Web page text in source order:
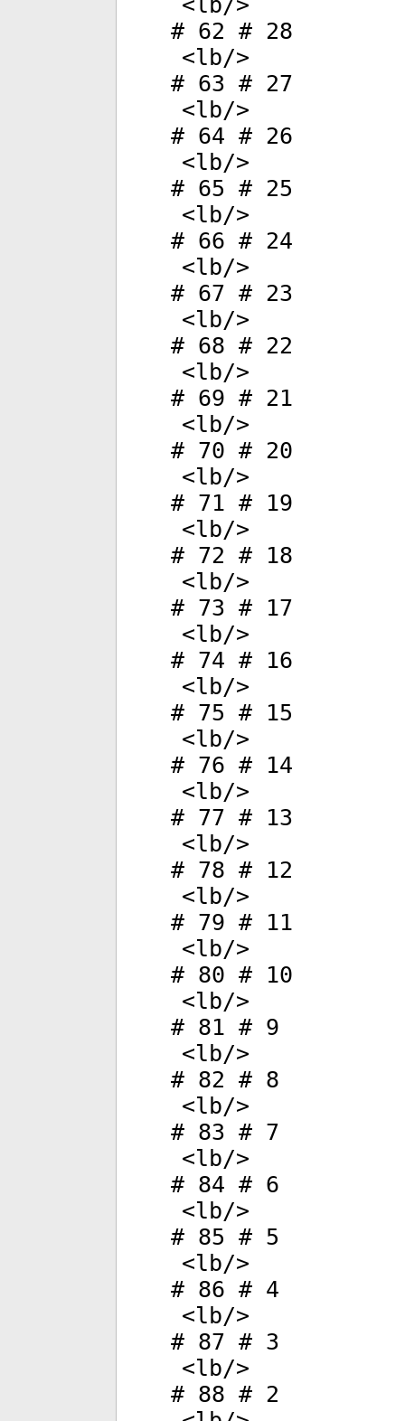
# 62 # 28
<lb/>
# 63 # 27
<lb/>
# 64 # 26
<lb/>
# 65 # 25
<lb/>
# 66 # 24
<lb/>
# 67 # 23
<lb/>
# 68 # 22
<lb/>
# 69 # 21
<lb/>
# 70 # 20
<lb/>
# 71 # 19
<lb/>
# 72 # 18
<lb/>
# 73 # 17
<lb/>
# 74 # 16
<lb/>
# 75 # 15
<lb/>
# 76 # 14
<lb/>
# 77 # 13
<lb/>
# 78 # 12
<lb/>
# 79 # 11
<lb/>
# 80 # 10
<lb/>
# 81 # 9
<lb/>
# 82 # 8
<lb/>
# 83 # 7
<lb/>
# 84 # 6
<lb/>
# 85 # 5
<lb/>
# 86 # 4
<lb/>
# 87 # 3
<lb/>
# 88 # 2